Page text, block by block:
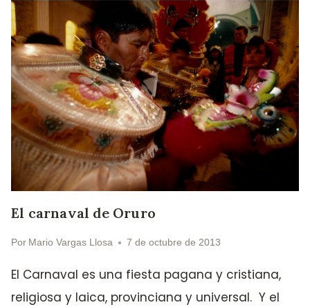
El carnaval de Oruro
Por Mario Vargas Llosa 7 de octubre de 2013
El Carnaval es una fiesta pagana y cristiana,
religiosa y laica, provinciana y universal. Y el